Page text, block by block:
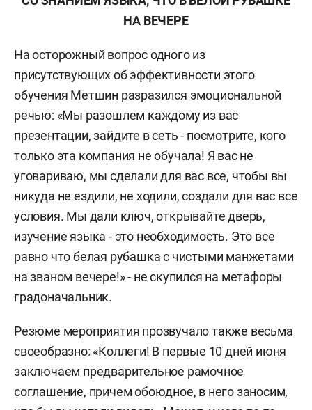
НА ВЕЧЕРЕ
На осторожный вопрос одного из
присутствующих об эффективности этого
обучения Метшин разразился эмоциональной
речью: «Мы разошлем каждому из вас
презентации, зайдите в сеть - посмотрите, кого
только эта компания не обучала! Я вас не
уговариваю, мы сделали для вас все, чтобы вы
никуда не ездили, не ходили, создали для вас все
условия. Мы дали ключ, открывайте дверь,
изучение языка - это необходимость. Это все
равно что белая рубашка с чистыми манжетами
на званом вечере!» - не скупился на метафоры
градоначальник.
Резюме мероприятия прозвучало также весьма
своеобразно: «Коллеги! В первые 10 дней июня
заключаем предварительное рамочное
соглашение, причем обоюдное, в него заносим,